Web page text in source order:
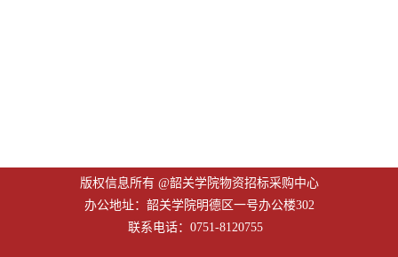
版权信息所有 @韶关学院物资招标采购中心
办公地址：韶关学院明德区一号办公楼302
联系电话：0751-8120755